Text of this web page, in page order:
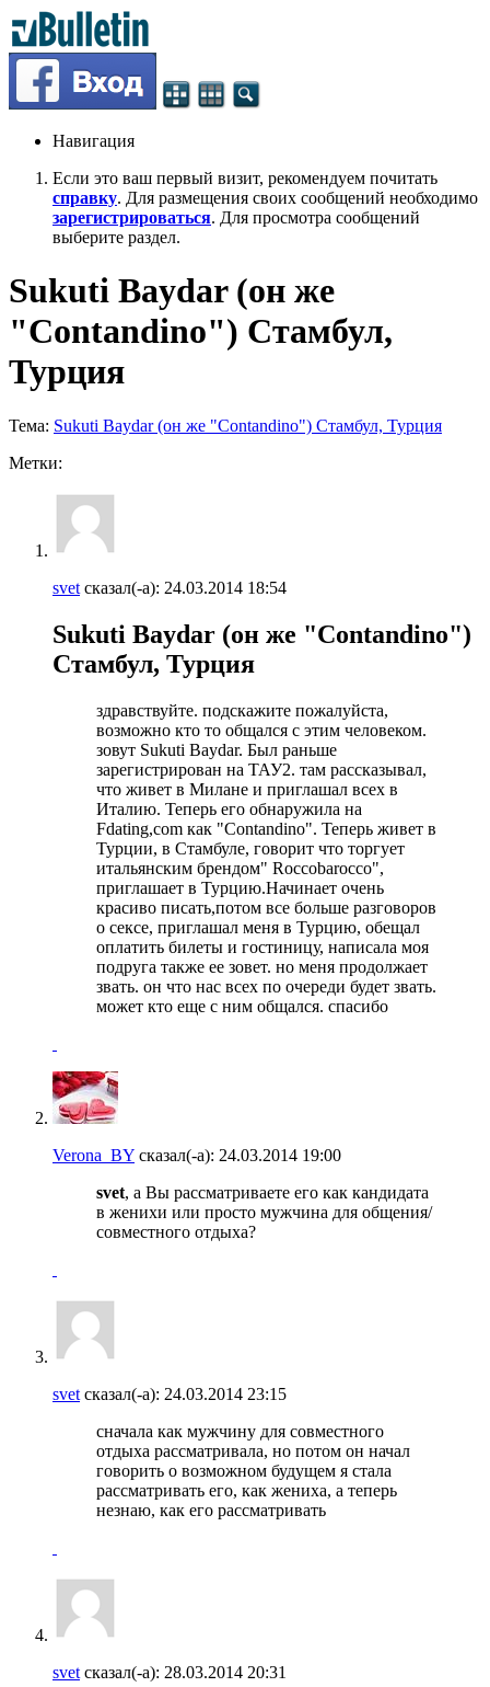
Навигация
Если это ваш первый визит, рекомендуем почитать
справку. Для размещения своих сообщений необходимо
зарегистрироваться. Для просмотра сообщений
выберите раздел.
Sukuti Baydar (он же
"Contandino") Стамбул,
Турция
Тема: Sukuti Baydar (он же "Contandino") Стамбул, Турция
Метки:
svet сказал(-а): 24.03.2014 18:54
Sukuti Baydar (он же "Contandino")
Стамбул, Турция
здравствуйте. подскажите пожалуйста,
возможно кто то общался с этим человеком.
зовут Sukuti Baydar. Был раньше
зарегистрирован на ТАУ2. там рассказывал,
что живет в Милане и приглашал всех в
Италию. Теперь его обнаружила на
Fdating,com как "Contandino". Теперь живет в
Турции, в Стамбуле, говорит что торгует
итальянским брендом" Roccobarocco",
приглашает в Турцию.Начинает очень
красиво писать,потом все больше разговоров
о сексе, приглашал меня в Турцию, обещал
оплатить билеты и гостиницу, написала моя
подруга также ее зовет. но меня продолжает
звать. он что нас всех по очереди будет звать.
может кто еще с ним общался. спасибо
Verona_BY сказал(-а): 24.03.2014 19:00
svet, а Вы рассматриваете его как кандидата
в женихи или просто мужчина для общения/
совместного отдыха?
svet сказал(-а): 24.03.2014 23:15
сначала как мужчину для совместного
отдыха рассматривала, но потом он начал
говорить о возможном будущем я стала
рассматривать его, как жениха, а теперь
незнаю, как его рассматривать
svet сказал(-а): 28.03.2014 20:31